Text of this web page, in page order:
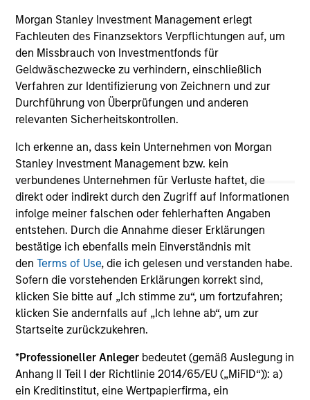
Morgan Stanley Investment Management erlegt
Fachleuten des Finanzsektors Verpflichtungen auf, um
den Missbrauch von Investmentfonds für
Geldwäschezwecke zu verhindern, einschließlich
Verfahren zur Identifizierung von Zeichnern und zur
Durchführung von Überprüfungen und anderen
relevanten Sicherheitskontrollen.
Ich erkenne an, dass kein Unternehmen von Morgan
Stanley Investment Management bzw. kein
verbundenes Unternehmen für Verluste haftet, die
direkt oder indirekt durch den Zugriff auf Informationen
infolge meiner falschen oder fehlerhaften Angaben
entstehen. Durch die Annahme dieser Erklärungen
bestätige ich ebenfalls mein Einverständnis mit
denTerms of Use, die ich gelesen und verstanden habe.
Sofern die vorstehenden Erklärungen korrekt sind,
klicken Sie bitte auf „Ich stimme zu“, um fortzufahren;
klicken Sie andernfalls auf „Ich lehne ab“, um zur
Startseite zurückzukehren.
*Professioneller Anleger bedeutet (gemäß Auslegung in
Anhang II Teil I der Richtlinie 2014/65/EU („MiFID“)): a)
ein Kreditinstitut, eine Wertpapierfirma, ein
May not represent all Team Members.
The information on this page is for informational
purposes only. The information contained herein does
offering of advisory services or an offer to sell or a
solicitation of an offer to buy any securities in any
jurisdiction in which such offer or solicitation,
purchase or sale would be unlawful under the
securities, insurance or other laws of such jurisdiction.
All investing involves risks, including a loss of principal.
Please refer to the strategy detail page for important
information on the strategy, including additional risk
considerations.